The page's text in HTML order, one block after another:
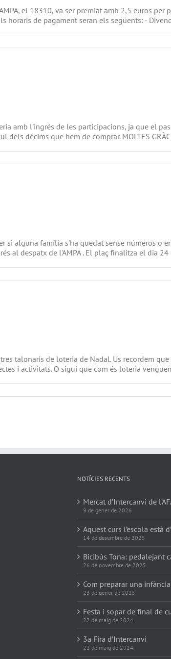
el 18310, va ser premiat amb 2,5 euros per
de pagament seran els següents: -
amb l'ingrés de les participacions, ja que el
dècims que hem de comprar. MOLTES
alguna família s'ha quedat sense números o
al despatx de l'AMPA . El plaç finalitza el dia 24
talonaris de loteria de Nadal. Us recordem
i activitats. O sigui que com és loteria
NOTÍCIES RECENTS
Mercat d’Intercanvi de
9 de gener de 2026
Aquest curs l’escola està
14 de desembre de 2025
Bicibús Tona: pedalejant
26 de novembre de 2025
Com preparar una
23 de gener de 2025
Festa i sopar de final de
22 de maig de 2024
3a Fira d’Intercanvi
22 de maig de 2024